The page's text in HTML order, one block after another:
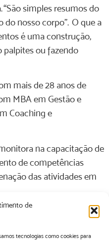
de
tecnologias como cookies para
simples resumos do
do nosso corpo”. O que a
é uma construção,
palpites ou fazendo
mais de 28 anos de
MBA em Gestão e
Coaching e
na capacitação de
de competências
das atividades em